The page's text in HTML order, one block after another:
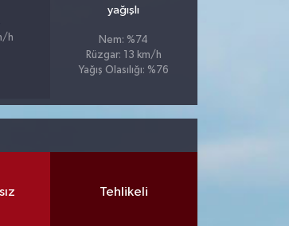
h
yağışlı
Nem: %74
Rüzgar: 13 km/h
Yağış Olasılığı: %76
Tehlikeli